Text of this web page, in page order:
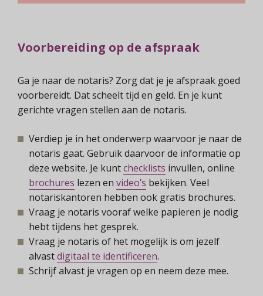
Voorbereiding op de afspraak
Ga je naar de notaris? Zorg dat je je afspraak goed
voorbereidt. Dat scheelt tijd en geld. En je kunt
gerichte vragen stellen aan de notaris.
Verdiep je in het onderwerp waarvoor je naar de
notaris gaat. Gebruik daarvoor de informatie op
deze website. Je kuntchecklists invullen, online
brochures lezen envideo’s bekijken. Veel
notariskantoren hebben ook gratis brochures.
Vraag je notaris vooraf welke papieren je nodig
hebt tijdens het gesprek.
Vraag je notaris of het mogelijk is om jezelf
alvastdigitaal te identificeren.
Schrijf alvast je vragen op en neem deze mee.